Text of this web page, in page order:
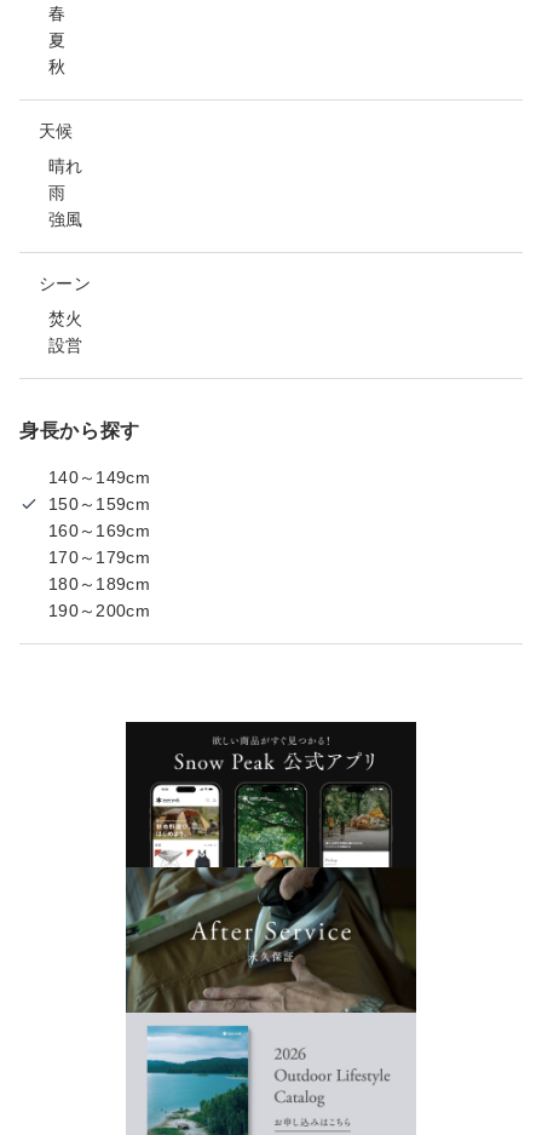
春
夏
秋
天候
晴れ
雨
強風
シーン
焚火
設営
身長から探す
140～149cm
150～159cm
160～169cm
170～179cm
180～189cm
190～200cm